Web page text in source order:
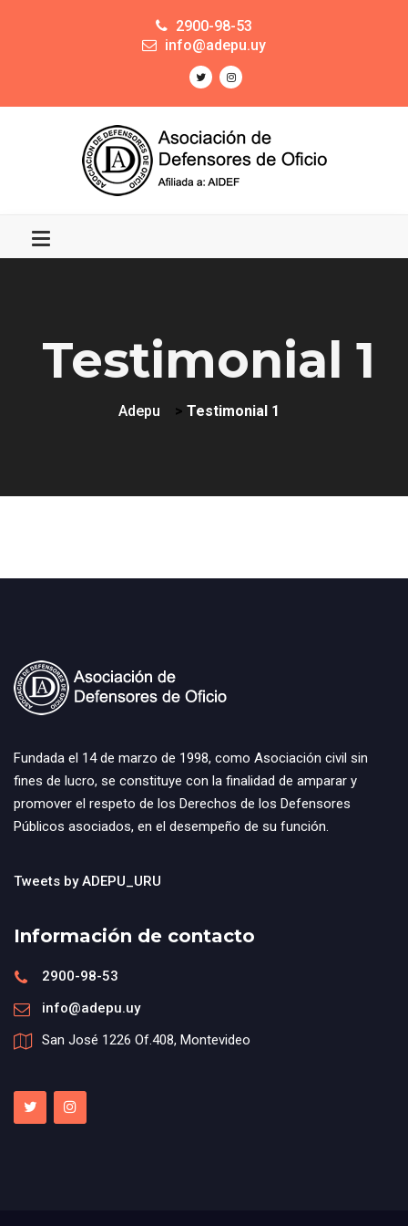
2900-98-53
info@adepu.uy
Testimonial 1
Adepu > Testimonial 1
Fundada el 14 de marzo de 1998, como Asociación civil sin
fines de lucro, se constituye con la finalidad de amparar y
promover el respeto de los Derechos de los Defensores
Públicos asociados, en el desempeño de su función.
Tweets by ADEPU_URU
Información de contacto
2900-98-53
info@adepu.uy
San José 1226 Of.408, Montevideo